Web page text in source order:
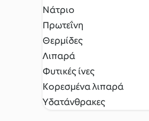
Νάτριο
Πρωτεΐνη
Θερμίδες
Λιπαρά
Φυτικές ίνες
Κορεσμένα λιπαρά
Υδατάνθρακες